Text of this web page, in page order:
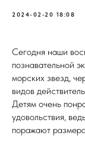
2024-02-20 18:08
Сегодня наши
познавательной
морских звезд,
видов
Детям очень
удовольствия,
поражают